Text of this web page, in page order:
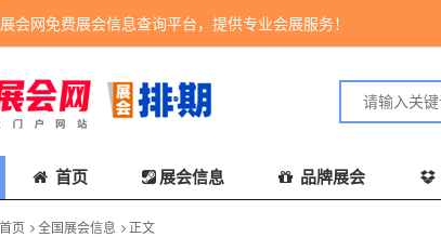
会网免费展会信息查询平台，提供专业会展服务！
首页 展会信息 品牌展会
页 全国展会信息 正文